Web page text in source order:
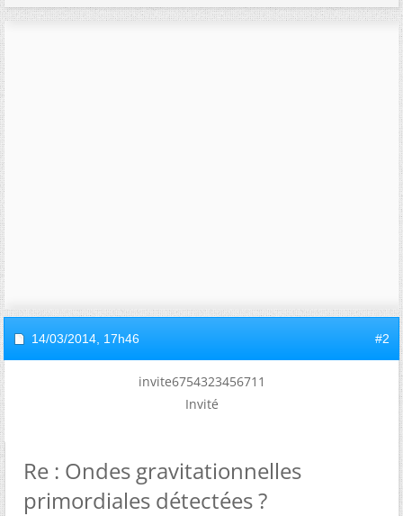
14/03/2014, 17h46 #2
invite6754323456711
Invité
Re : Ondes gravitationnelles
primordiales détectées ?